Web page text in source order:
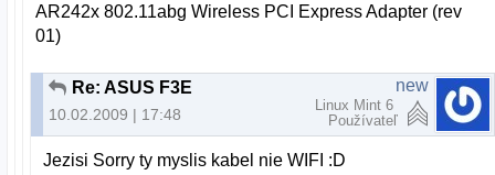
AR242x 802.11abg Wireless PCI Express Adapter (rev
01)
Re: ASUS F3E
10.02.2009 | 17:48
new
Linux Mint 6
Používateľ
Jezisi Sorry ty myslis kabel nie WIFI :D